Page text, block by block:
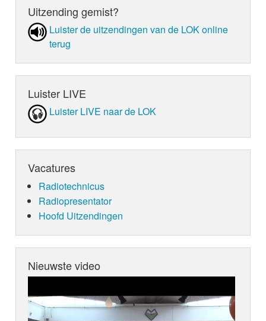
Uitzending gemist?
Luister de uit­zen­din­gen van de LOK online
terug
Luister LIVE
Luister LIVE naar de LOK
Vacatures
Radiotechnicus
Radiopresentator
Hoofd Uitzendingen
Nieuwste video